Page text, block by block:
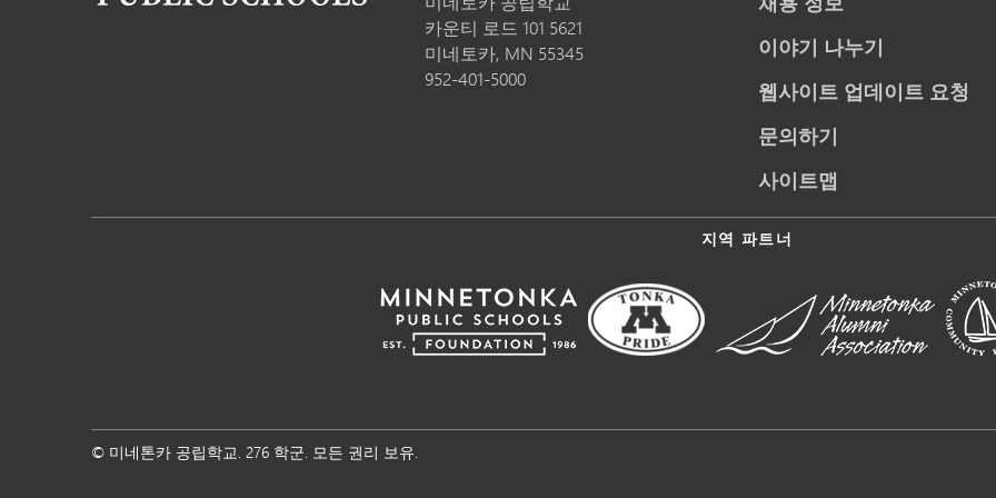
카운티 로드 101 5621
미네토카, MN 55345
952-401-5000
이야기 나누기
웹사이트 업데이트 요청
문의하기
사이트맵
지역 파트너
© 미네톤카 공립학교. 276 학군. 모든 권리 보유.